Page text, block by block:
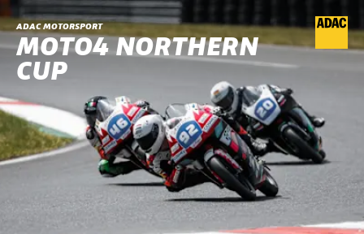
ADAC MOTORSPORT
MOTO4 NORTHERN
CUP